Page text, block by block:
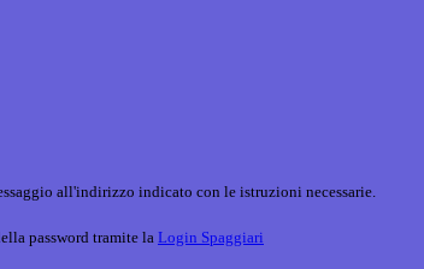
all'indirizzo indicato con le istruzioni necessarie.
password tramite la Login Spaggiari